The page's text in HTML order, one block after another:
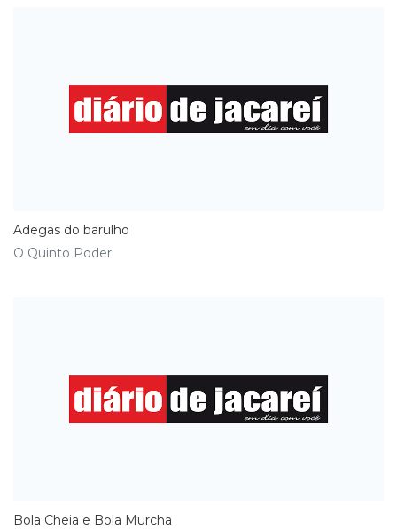
Adegas do barulho
O Quinto Poder
Bola Cheia e Bola Murcha